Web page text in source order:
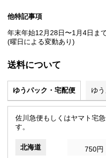
他特記事項
年末年始12月28日〜1月4日ま
(曜日による変動あり)
送料について
ゆうパック・宅配便 ゆ
佐川急便もしくはヤマト宅
す。
北海道 750円